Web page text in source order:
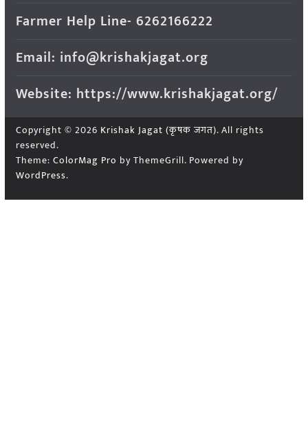
Farmer Help Line- 6262166222
Email: info@krishakjagat.org
Website: https://www.krishakjagat.org/
Copyright © 2026 Krishak Jagat (कृषक जगत). All rights
reserved.
Theme: ColorMag Pro by ThemeGrill. Powered by
WordPress.